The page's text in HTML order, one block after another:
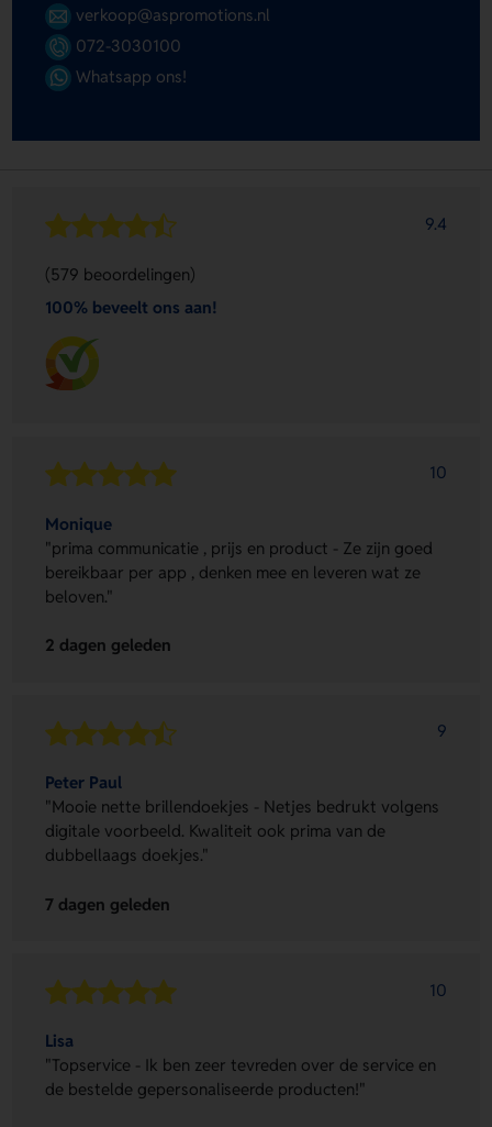
verkoop@aspromotions.nl
072-3030100
Whatsapp ons!
9.4
(579 beoordelingen)
100% beveelt ons aan!
10
Monique
"prima communicatie , prijs en product - Ze zijn goed
bereikbaar per app , denken mee en leveren wat ze
beloven."
2 dagen geleden
9
Peter Paul
"Mooie nette brillendoekjes - Netjes bedrukt volgens
digitale voorbeeld. Kwaliteit ook prima van de
dubbellaags doekjes."
7 dagen geleden
10
Lisa
"Topservice - Ik ben zeer tevreden over de service en
de bestelde gepersonaliseerde producten!"